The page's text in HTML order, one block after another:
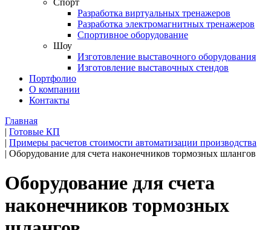
Спорт
Разработка виртуальных тренажеров
Разработка электромагнитных тренажеров
Спортивное оборудование
Шоу
Изготовление выставочного оборудования
Изготовление выставочных стендов
Портфолио
О компании
Контакты
Главная
| Готовые КП
| Примеры расчетов стоимости автоматизации производства
| Оборудование для счета наконечников тормозных шлангов
Оборудование для счета
наконечников тормозных